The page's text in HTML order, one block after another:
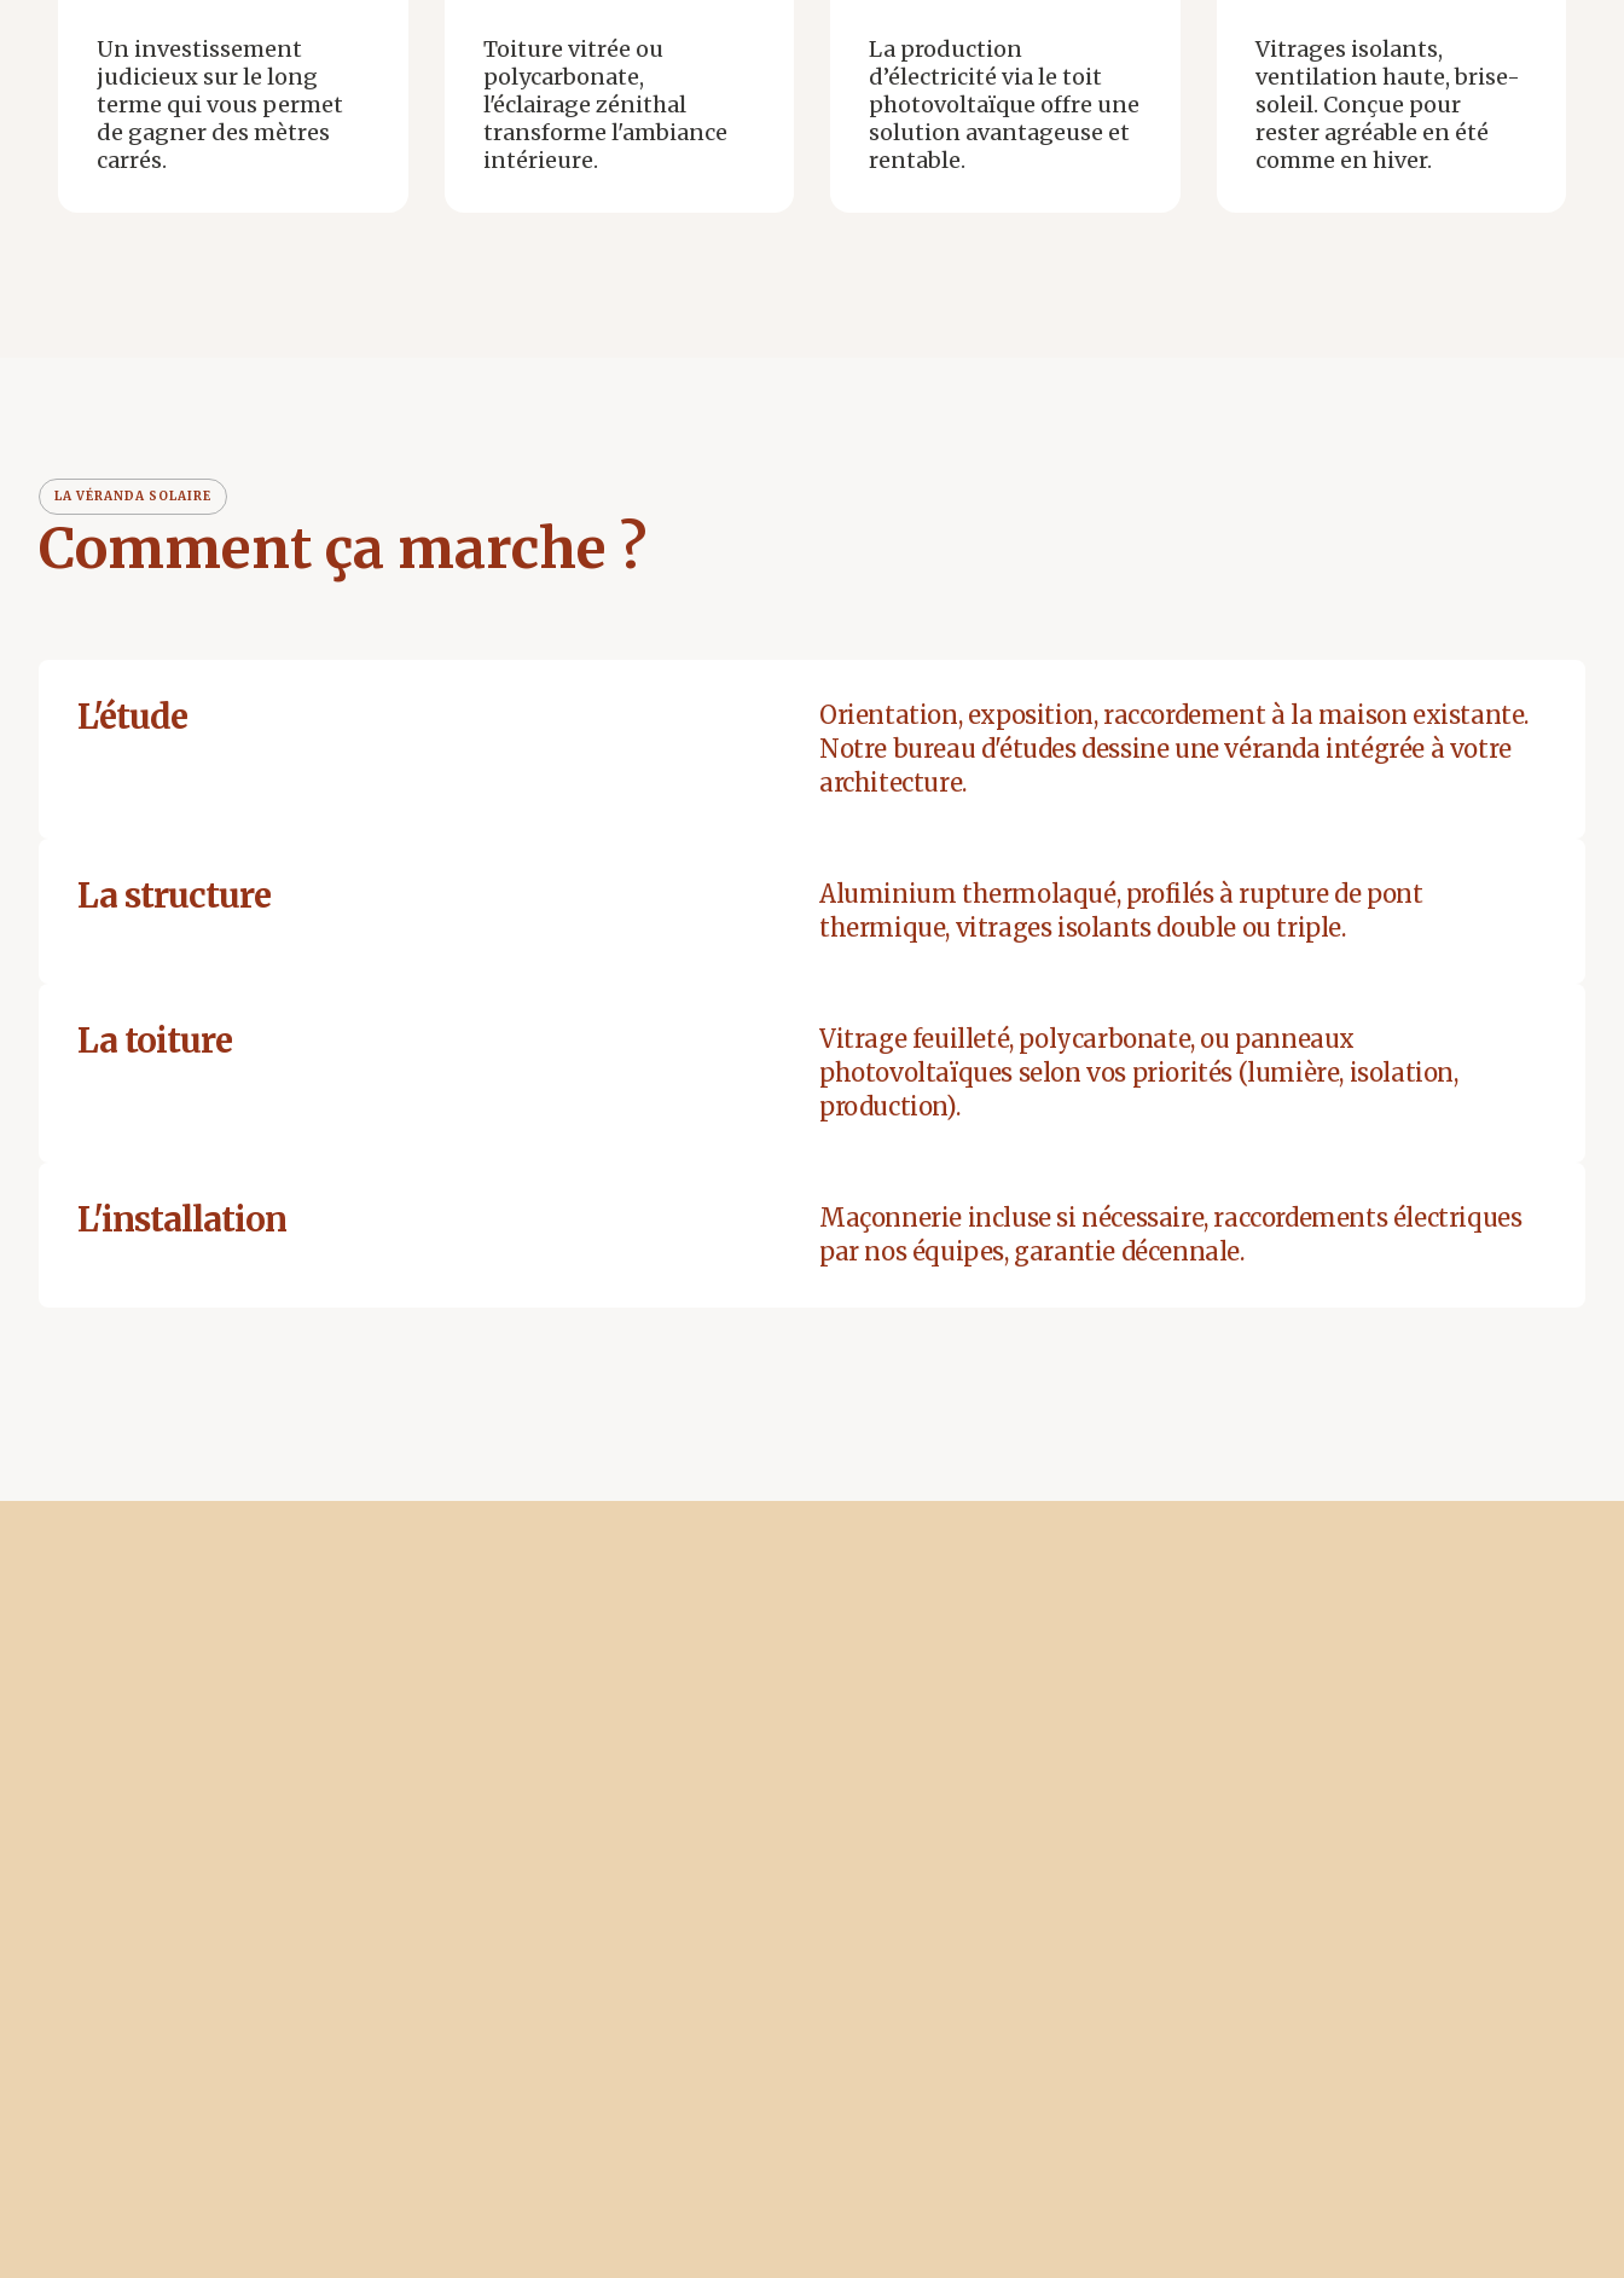
Un investissement
judicieux sur le long
terme qui vous permet
de gagner des mètres
carrés.
Toiture vitrée ou
polycarbonate,
l'éclairage zénithal
transforme l'ambiance
intérieure.
La production
d’électricité via le toit
photovoltaïque offre une
solution avantageuse et
rentable.
Vitrages isolants,
ventilation haute, brise-
soleil. Conçue pour
rester agréable en été
comme en hiver.
LA VÉRANDA SOLAIRE
Comment ça marche ?
L'étude
Orientation, exposition, raccordement à la maison existante.
Notre bureau d'études dessine une véranda intégrée à votre
architecture.
La structure
Aluminium thermolaqué, profilés à rupture de pont
thermique, vitrages isolants double ou triple.
La toiture
Vitrage feuilleté, polycarbonate, ou panneaux
photovoltaïques selon vos priorités (lumière, isolation,
production).
L'installation
Maçonnerie incluse si nécessaire, raccordements électriques
par nos équipes, garantie décennale.